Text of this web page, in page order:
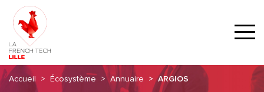
Accueil Écosystème Annuaire ARGIOS